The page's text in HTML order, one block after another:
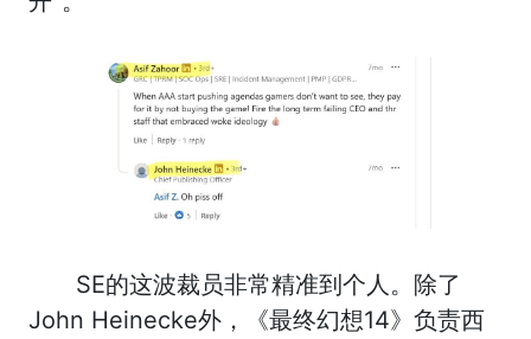
SE的这波裁员非常精准到个人。除了
John Heinecke外，《最终幻想14》负责西